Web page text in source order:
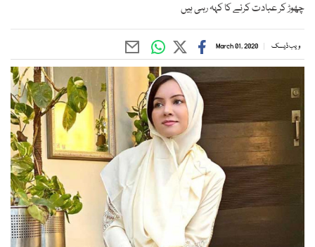
چھوڑ کر عبادت کرنے کا کہہ رہی ہیں
ویب ڈیسک March 01, 2020